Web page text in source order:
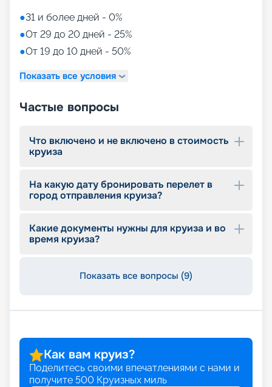
«Круиз.онлайн»
Приглашаем вас ознакомиться с предложением
компании «Круиз.онлайн» и купить
2026 - 2027 гг. прямо на нашем удобном и
внимание созданию простого и быстрого
сервиса, который позволит вам оформить бронь
Исследуйте детальные фото, схему и план палуб
лайнера, выбирайте из широкого ассортимента
отзывы, смотрите описание, расписание,
характеристики и маршруты. Не упустите
раннего бронирования. Ваш незабываемый
круиз начинается здесь и сейчас!
●31 и более дней - 0%
●От 29 до 20 дней - 25%
●От 19 до 10 дней - 50%
Показать все условия
Частые вопросы
Что включено и не включено в стоимость
круиза
На какую дату бронировать перелет в
город отправления круиза?
Какие документы нужны для круиза и во
время круиза?
Показать все вопросы (9)
Как вам круиз?
Поделитесь своими впечатлениями с нами и
получите 500 Круизных миль